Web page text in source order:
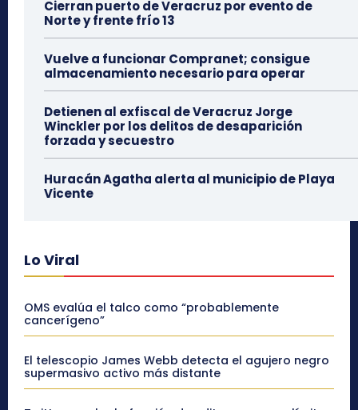
Cierran puerto de Veracruz por evento de
Norte y frente frío 13
Vuelve a funcionar Compranet; consigue
almacenamiento necesario para operar
Detienen al exfiscal de Veracruz Jorge
Winckler por los delitos de desaparición
forzada y secuestro
Huracán Agatha alerta al municipio de Playa
Vicente
Lo Viral
OMS evalúa el talco como “probablemente
cancerígeno”
El telescopio James Webb detecta el agujero negro
supermasivo activo más distante